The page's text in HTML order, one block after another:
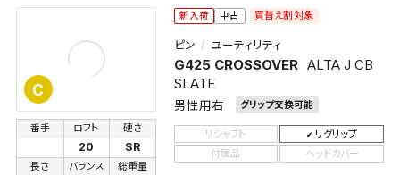
C
新入荷 中古 買替え割対象
ピン ユーティリティ
G425 CROSSOVER ALTA J CB
SLATE
男性用右 グリップ交換可能
番手 ロフト
20
硬さ
SR
長さ バランス 総重量
リシャフト
リグリップ
付属品
ヘッドカバー